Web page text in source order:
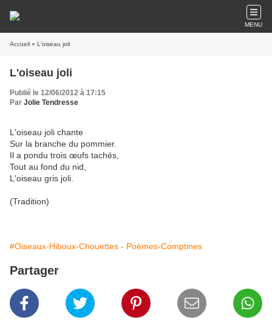
MENU
Accueil » L'oiseau joli
L'oiseau joli
Publié le 12/06/2012 à 17:15
Par Jolie Tendresse
L'oiseau joli chante
Sur la branche du pommier.
Il a pondu trois œufs tachés,
Tout au fond du nid,
L'oiseau gris joli.
(Tradition)
#Oiseaux-Hiboux-Chouettes - Poèmes-Comptines
Partager